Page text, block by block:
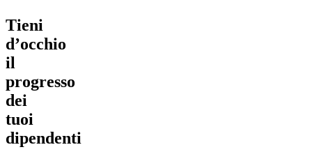
Tieni
d’occhio
il
progresso
dei
tuoi
dipendenti